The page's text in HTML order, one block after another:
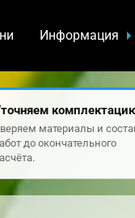
Информация
материалы и
до окончательного